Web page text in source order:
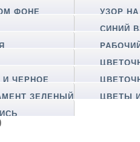
ФОНЕ
УЗОР
СИНИЙ
ЧЕРНОЕ
ЗЕЛЕНЫЙ
ЦВЕТЫ